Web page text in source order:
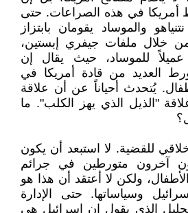
أمريكا في هذه الصراعات. حتى
والموساد يقومان بابتزاز
خلال ملفات جيفري إبستين،
عميلاً للموساد، حيث يقال إن
العديد من قادة أمريكا في
يُتحدث أحياناً عن أن علاقة
"الذيل الذي يهز الكلب". ما
للقضية. لا استبعد أن يكون
آخرون متورطين في جرائم
ولكن لا أعتقد أن هذا هو
وسياساتها. حتى الإدارة
الذي يقول إن إسرائيل هي